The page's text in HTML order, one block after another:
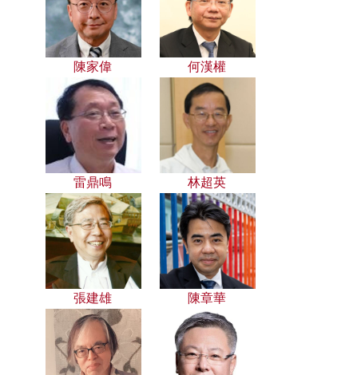
陳家偉 何漢權
雷鼎鳴 林超英
張建雄 陳章華